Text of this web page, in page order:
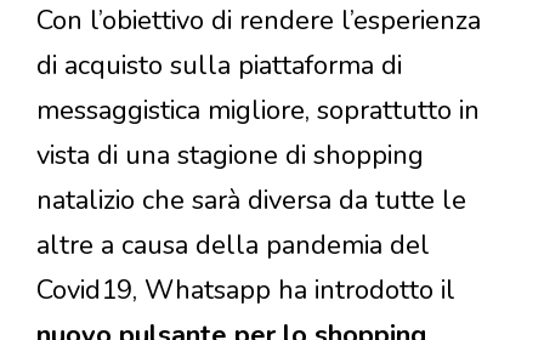
Con l’obiettivo di rendere l’esperienza
di acquisto sulla piattaforma di
messaggistica migliore, soprattutto in
vista di una stagione di shopping
natalizio che sarà diversa da tutte le
altre a causa della pandemia del
Covid19, Whatsapp ha introdotto il